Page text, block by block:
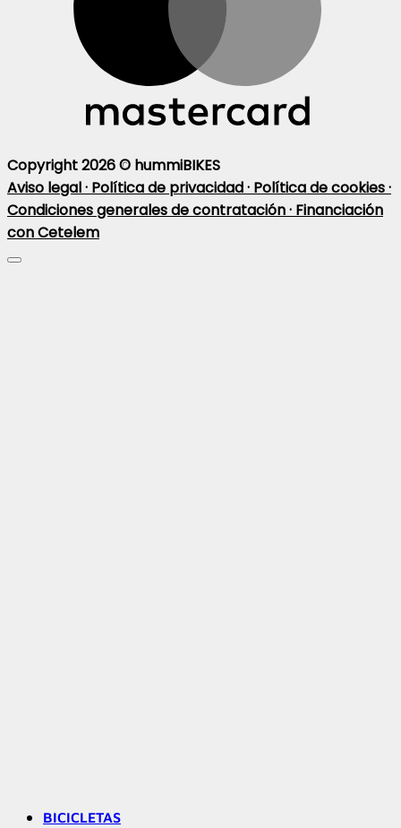
Copyright 2026 © hummiBIKES
Aviso legal · Política de privacidad · Política de cookies ·
Condiciones generales de contratación · Financiación
con Cetelem
BICICLETAS